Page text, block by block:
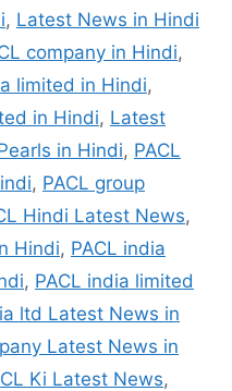
, Latest News in Hindi
company in Hindi,
limited in Hindi,
in Hindi, Latest
in Hindi, PACL
, PACL group
Hindi Latest News,
Hindi, PACL india
, PACL india limited
ltd Latest News in
Latest News in
Ki Latest News,